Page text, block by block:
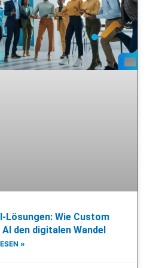
Lösungen: Wie Custom
den digitalen Wandel
»